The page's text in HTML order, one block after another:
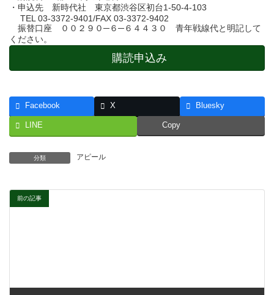
・申込先 新時代社 東京都渋谷区初台1-50-4-103
TEL 03-3372-9401/FAX 03-3372-9402
振替口座 ００２９０─６─６４４３０ 青年戦線代と明記して
ください。
購読申込み
Facebook X Bluesky
LINE Copy
分類 アピール
前の記事